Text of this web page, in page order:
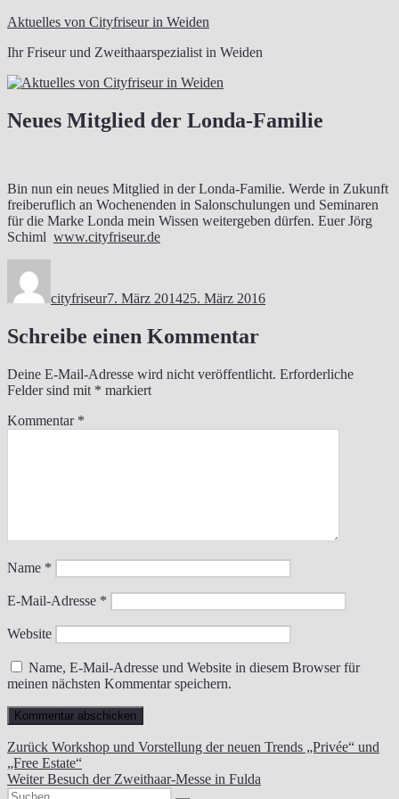
Zum
springen
Aktuelles von Cityfriseur in Weiden
Ihr Friseur und Zweithaarspezialist in Weiden
Neues Mitglied der Londa-Familie
Bin nun ein neues Mitglied in der Londa-Familie. Werde in Zukunft
freiberuflich an Wochenenden in Salonschulungen und Seminaren
für die Marke Londa mein Wissen weitergeben dürfen. Euer Jörg
Schiml www.cityfriseur.de
cityfriseur7. März 201425. März 2016
Schreibe einen Kommentar
Deine E-Mail-Adresse wird nicht veröffentlicht. Erforderliche
Felder sind mit * markiert
Kommentar *
Name *
E-Mail-Adresse *
Website
Name, E-Mail-Adresse und Website in diesem Browser für
meinen nächsten Kommentar speichern.
Beitragsnavigation
Zurück Vorheriger
Beitrag:
Workshop und Vorstellung der neuen Trends „Privée“ und
„Free Estate“
Weiter Nächster
Beitrag:
Besuch der Zweithaar-Messe in Fulda
Suchen